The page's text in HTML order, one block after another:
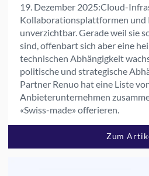
19. Dezember 2025:Cloud-
Kollaborationsplattformen und
unverzichtbar. Gerade weil sie
sind, offenbart sich aber eine
technischen Abhängigkeit
politische und strategische
Partner Renuo hat eine Liste
Anbieterunternehmen
«Swiss-made» offerieren.
Zum